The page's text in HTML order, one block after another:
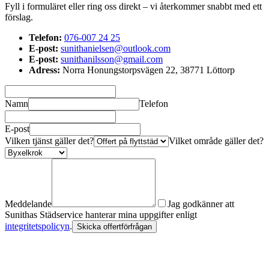
Fyll i formuläret eller ring oss direkt – vi återkommer snabbt med ett
förslag.
Telefon: 076-007 24 25
E-post: sunithanielsen@outlook.com
E-post: sunithanilsson@gmail.com
Adress: Norra Honungstorpsvägen 22, 38771 Löttorp
Namn Telefon
E-post
Vilken tjänst gäller det?
Vilket område gäller det?
Meddelande
Jag godkänner att
Sunithas Städservice hanterar mina uppgifter enligt
integritetspolicyn. Skicka offertförfrågan